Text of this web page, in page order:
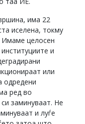
има 22
иселена, токму
Имаме целосен
и
или
одредени
ред во
заминуваат. Не
и луѓе